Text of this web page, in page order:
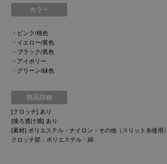
カラー
・ピンク/桃色
・イエロー/黄色
・ブラック/黒色
・アイボリー
・グリーン/緑色
商品詳細
[クロッチ] あり
[後ろ透け感] あり
[素材] ポリエステル・ナイロン・その他（スリット糸使用）
クロッチ部：ポリエステル・綿